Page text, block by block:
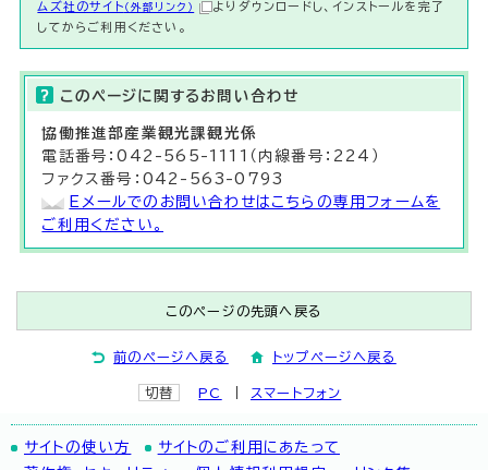
ムズ社のサイト （外部リンク）
よりダウンロードし、インストールを完了
してからご利用ください。
このページに関する お問い合わせ
協働推進部産業観光課観光係
電話番号：042-565-1111（内線番号：224）
ファクス番号：042-563-0793
Eメールでのお問い合わせはこちらの専用フォームを
ご利用ください。
このページの先頭へ戻る
前のページへ戻る トップページへ戻る
切替 PC スマートフォン
サイトの使い方
サイトのご利用にあたって